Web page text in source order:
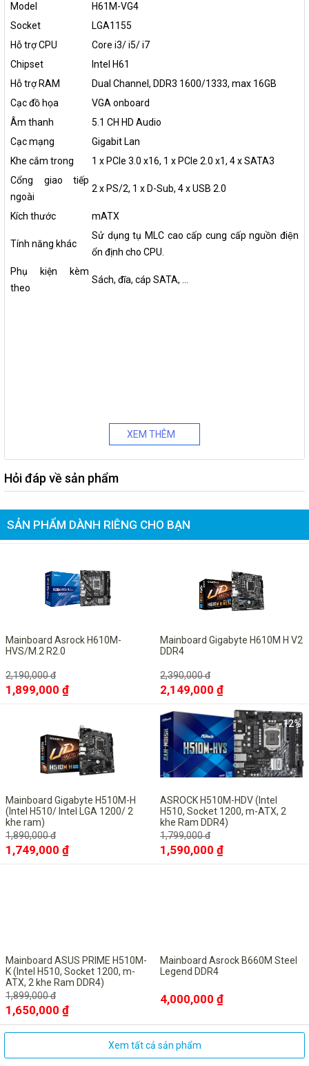
Model
H61M-VG4
Socket
LGA1155
Hỗ trợ CPU
Core i3/ i5/ i7
Chipset
Intel H61
Hỗ trợ RAM
Dual Channel, DDR3 1600/1333, max 16GB
Cạc đồ họa
VGA onboard
Âm thanh
5.1 CH HD Audio
Cạc mạng
Gigabit Lan
Khe cắm trong
1 x PCIe 3.0 x16, 1 x PCIe 2.0 x1, 4 x SATA3
Cổng giao tiếp
ngoài
2 x PS/2, 1 x D-Sub, 4 x USB 2.0
Kích thước mATX
Tính năng khác
Sử dụng tụ MLC cao cấp cung cấp nguồn điện
ổn định cho CPU.
Phụ kiện kèm
theo
Sách, đĩa, cáp SATA, …
XEM THÊM
Hỏi đáp về sản phẩm
SẢN PHẨM DÀNH RIÊNG CHO BẠN
Mainboard Asrock H610M-
HVS/M.2 R2.0
2,190,000 đ
1,899,000 ₫
Mainboard Gigabyte H610M H V2
DDR4
2,390,000 đ
2,149,000 ₫
Mainboard Gigabyte H510M-H
(Intel H510/ Intel LGA 1200/ 2
khe ram)
1,890,000 đ
1,749,000 ₫
ASROCK H510M-HDV (Intel
H510, Socket 1200, m-ATX, 2
khe Ram DDR4)
1,799,000 đ
1,590,000 ₫
-12%
Mainboard ASUS PRIME H510M-
K (Intel H510, Socket 1200, m-
ATX, 2 khe Ram DDR4)
1,899,000 đ
1,650,000 ₫
Mainboard Asrock B660M Steel
Legend DDR4
4,000,000 ₫
Xem tất cả sản phẩm